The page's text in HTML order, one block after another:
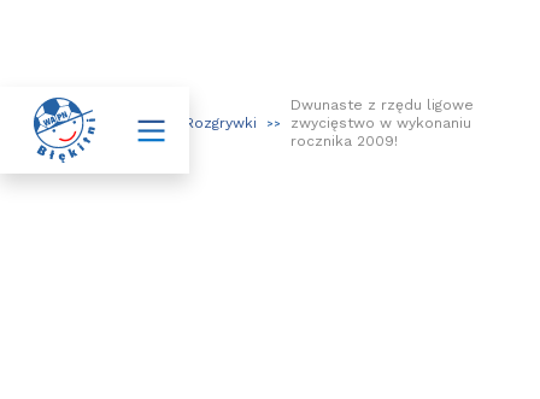
>> Aktualności >> Rozgrywki >>
Dwunaste z rzędu ligowe
zwycięstwo w wykonaniu
rocznika 2009!